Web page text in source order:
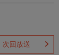
次回放送